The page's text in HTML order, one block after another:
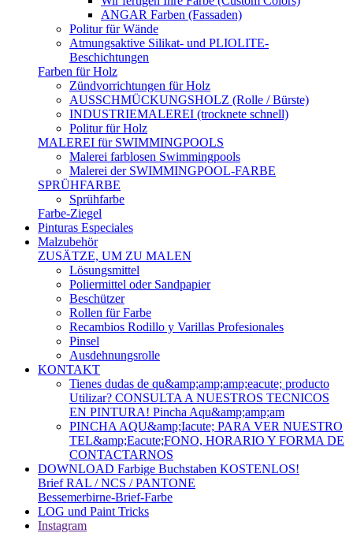
ANGAR Farben (Fassaden)
Politur für Wände
Atmungsaktive Silikat- und PLIOLITE-
Beschichtungen
Farben für Holz
Zündvorrichtungen für Holz
AUSSCHMÜCKUNGSHOLZ (Rolle / Bürste)
INDUSTRIEMALEREI (trocknete schnell)
Politur für Holz
MALEREI für SWIMMINGPOOLS
Malerei farblosen Swimmingpools
Malerei der SWIMMINGPOOL-FARBE
SPRÜHFARBE
Sprühfarbe
Farbe-Ziegel
Pinturas Especiales
Malzubehör
ZUSÄTZE, UM ZU MALEN
Lösungsmittel
Poliermittel oder Sandpapier
Beschützer
Rollen für Farbe
Recambios Rodillo y Varillas Profesionales
Pinsel
Ausdehnungsrolle
KONTAKT
Tienes dudas de qu&amp;amp;amp;eacute; producto
Utilizar? CONSULTA A NUESTROS TECNICOS
EN PINTURA! Pincha Aqu&amp;amp;am
PINCHA AQU&amp;Iacute; PARA VER NUESTRO
TEL&amp;Eacute;FONO, HORARIO Y FORMA DE
CONTACTARNOS
DOWNLOAD Farbige Buchstaben KOSTENLOS!
Brief RAL / NCS / PANTONE
Bessemerbirne-Brief-Farbe
LOG und Paint Tricks
Instagram